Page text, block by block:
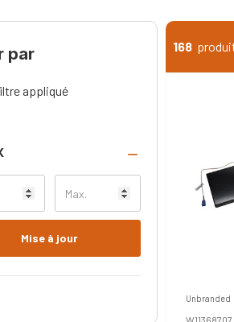
par
appliqué
Mise à jour
168
Unbranded
W11368707